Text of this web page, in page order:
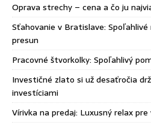
Oprava strechy – cena a čo ju
Sťahovanie v Bratislave:
presun
Pracovné štvorkolky: Spoľahlivý
Investičné zlato si už desaťročia
investíciami
Vírivka na predaj: Luxusný relax